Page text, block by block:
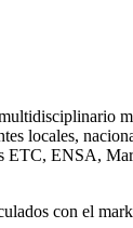
locales,
ENSA,
con el